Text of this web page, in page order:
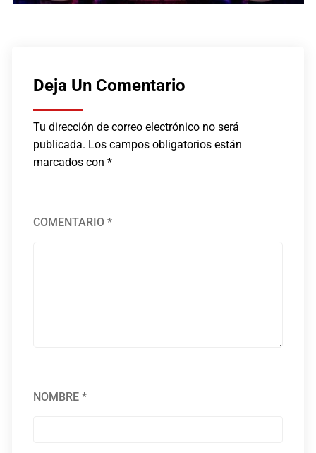
Deja Un Comentario
Tu dirección de correo electrónico no será
publicada. Los campos obligatorios están
marcados con*
COMENTARIO*
NOMBRE*